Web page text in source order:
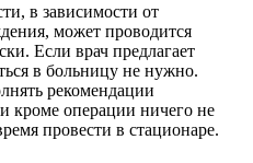
в зависимости от
может проводится
Если врач предлагает
в больницу не нужно.
рекомендации
кроме операции ничего не
провести в стационаре.